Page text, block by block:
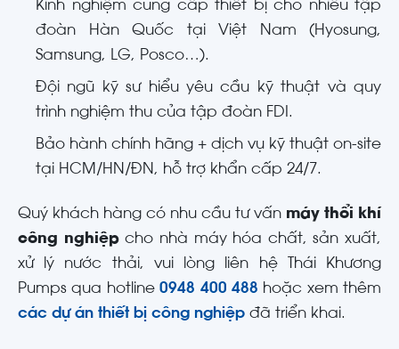
Kinh nghiệm cung cấp thiết bị cho nhiều tập
đoàn Hàn Quốc tại Việt Nam (Hyosung,
Samsung, LG, Posco…).
Đội ngũ kỹ sư hiểu yêu cầu kỹ thuật và quy
trình nghiệm thu của tập đoàn FDI.
Bảo hành chính hãng + dịch vụ kỹ thuật on-site
tại HCM/HN/ĐN, hỗ trợ khẩn cấp 24/7.
Quý khách hàng có nhu cầu tư vấn máy thổi khí
công nghiệpcho nhà máy hóa chất, sản xuất,
xử lý nước thải, vui lòng liên hệ Thái Khương
Pumps qua hotline0948 400 488 hoặc xem thêm
các dự án thiết bị công nghiệp đã triển khai.